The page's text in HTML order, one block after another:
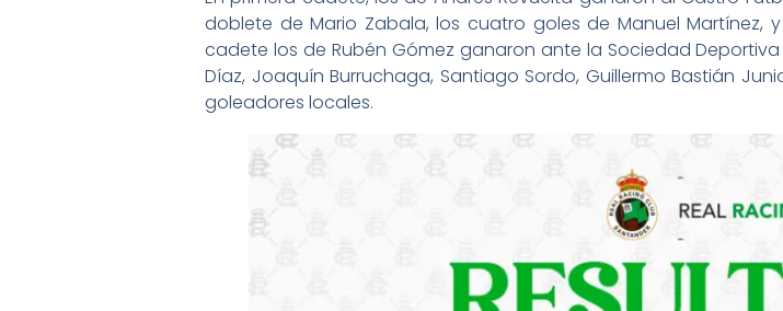
doblete de Mario Zabala, los cuatro goles de Manuel Martínez,
cadete los de Rubén Gómez ganaron ante la Sociedad
Díaz, Joaquín Burruchaga, Santiago Sordo, Guillermo Bastián
goleadores locales.